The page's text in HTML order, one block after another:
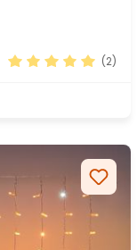
(2)